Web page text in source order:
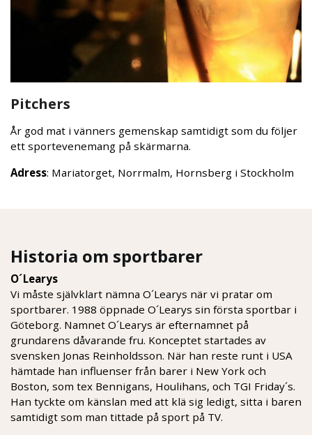
Pitchers
År god mat i vänners gemenskap samtidigt som du följer
ett sportevenemang på skärmarna.
Adress: Mariatorget, Norrmalm, Hornsberg i Stockholm
Historia om sportbarer
O´Learys
Vi måste självklart nämna O´Learys när vi pratar om
sportbarer. 1988 öppnade O´Learys sin första sportbar i
Göteborg. Namnet O´Learys är efternamnet på
grundarens dåvarande fru. Konceptet startades av
svensken Jonas Reinholdsson. När han reste runt i USA
hämtade han influenser från barer i New York och
Boston, som tex Bennigans, Houlihans, och TGI Friday´s.
Han tyckte om känslan med att klä sig ledigt, sitta i baren
samtidigt som man tittade på sport på TV.